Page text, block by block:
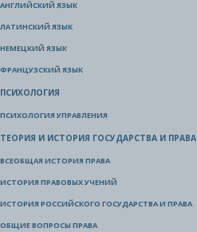
АНГЛИЙСКИЙ ЯЗЫК
ЛАТИНСКИЙ ЯЗЫК
НЕМЕЦКИЙ ЯЗЫК
ФРАНЦУЗСКИЙ ЯЗЫК
ПСИХОЛОГИЯ
ПСИХОЛОГИЯ УПРАВЛЕНИЯ
ТЕОРИЯ И ИСТОРИЯ ГОСУДАРСТВА И ПРАВА
ВСЕОБЩАЯ ИСТОРИЯ ПРАВА
ИСТОРИЯ ПРАВОВЫХ УЧЕНИЙ
ИСТОРИЯ РОССИЙСКОГО ГОСУДАРСТВА И ПРАВА
ОБЩИЕ ВОПРОСЫ ПРАВА